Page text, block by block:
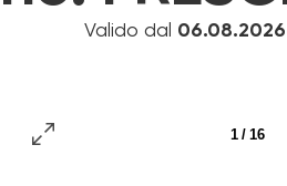
Valido dal 06.08.2026